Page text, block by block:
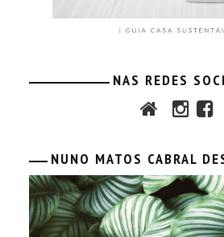
NAS REDES
NUNO MATOS CABRAL